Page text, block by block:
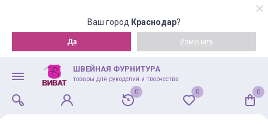
Ваш город Краснодар?
Да Изменить
ШВЕЙНАЯ ФУРНИТУРА
товары для рукоделия и творчества
0 0 0